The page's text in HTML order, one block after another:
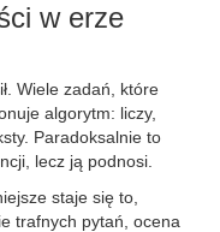
w erze
Wiele zadań, które
algorytm: liczy,
Paradoksalnie to
lecz ją podnosi.
staje się to,
trafnych pytań, ocena